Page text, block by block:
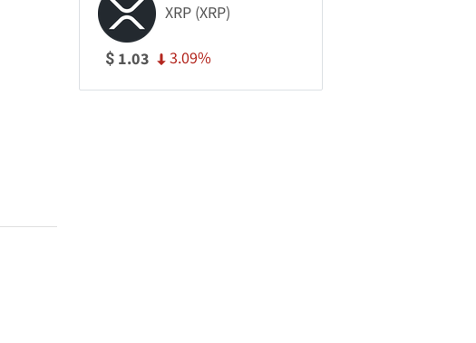
XRP (XRP)
$ 1.03 3.09%